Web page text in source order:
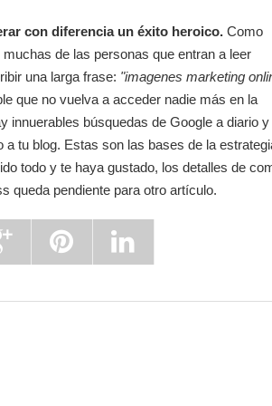
con diferencia un éxito heroico. Como
de las personas que entran a leer
una larga frase: "imagenes marketing
que no vuelva a acceder nadie más en la
innuerables búsquedas de Google a diario
tu blog. Estas son las bases de la
todo y te haya gustado, los detalles de
queda pendiente para otro artículo.